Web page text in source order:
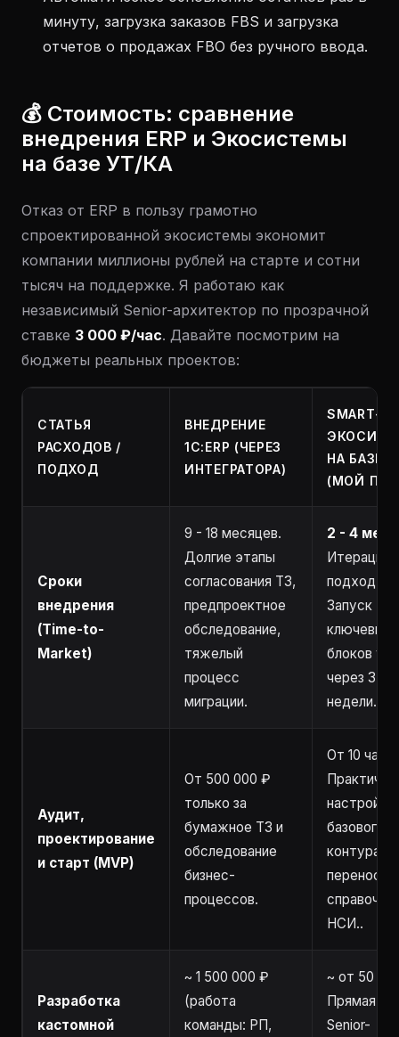
минуту, загрузка заказов FBS и загрузка
отчетов о продажах FBO без ручного ввода.
💰 Стоимость: сравнение
внедрения ERP и Экосистемы
на базе УТ/КА
Отказ от ERP в пользу грамотно
спроектированной экосистемы экономит
компании миллионы рублей на старте и сотни
тысяч на поддержке. Я работаю как
независимый Senior-архитектор по прозрачной
ставке 3 000 ₽/час. Давайте посмотрим на
бюджеты реальных проектов:
СТАТЬЯ
РАСХОДОВ /
ПОДХОД
ВНЕДРЕНИЕ
1С:ERP (ЧЕРЕЗ
ИНТЕГРАТОРА)
SMART-
НА БАЗЕ
(МОЙ
Сроки
внедрения
(Time-to-
Market)
9 - 18 месяцев.
Долгие этапы
согласования ТЗ,
предпроектное
обследование,
тяжелый
процесс
миграции.
2 - 4
подход
Запуск
ключевых
блоков
через 3-4
недели.
Аудит,
проектирование
и старт (MVP)
От 500 000 ₽
только за
бумажное ТЗ и
обследование
бизнес-
процессов.
От 10
настройка
базового
контура и
перенос
НСИ..
Разработка
кастомной
~ 1 500 000 ₽
(работа
команды: РП,
~ от 50
Прямая
Senior-